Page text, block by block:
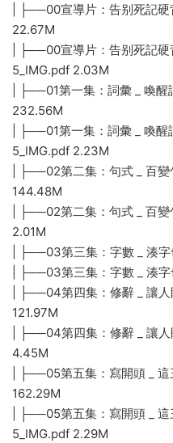
| ├──00宣導片：告别死記
22.67M
| ├──00宣導片：告别死記
5_IMG.pdf 2.03M
| ├──01第一集：詞彙 _ 喚
232.56M
| ├──01第一集：詞彙 _ 喚
5_IMG.pdf 2.23M
| ├──02第二集：句式 _ 百
144.48M
| ├──02第二集：句式 _ 百
2.01M
| ├──03第三集：字數 _ 湊
| ├──03第三集：字數 _ 湊
| ├──04第四集：修辭 _ 讓
121.97M
| ├──04第四集：修辭 _ 讓
4.45M
| ├──05第五集：寫開頭 _
162.29M
| ├──05第五集：寫開頭 _
5_IMG.pdf 2.29M